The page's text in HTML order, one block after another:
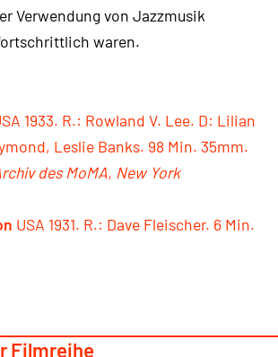
Verwendung von Jazzmusik
waren.
1933. R.: Rowland V. Lee. D: Lilian
Leslie Banks. 98 Min. 35mm.
des MoMA, New York
USA 1931. R.: Dave Fleischer. 6 Min.
Filmreihe